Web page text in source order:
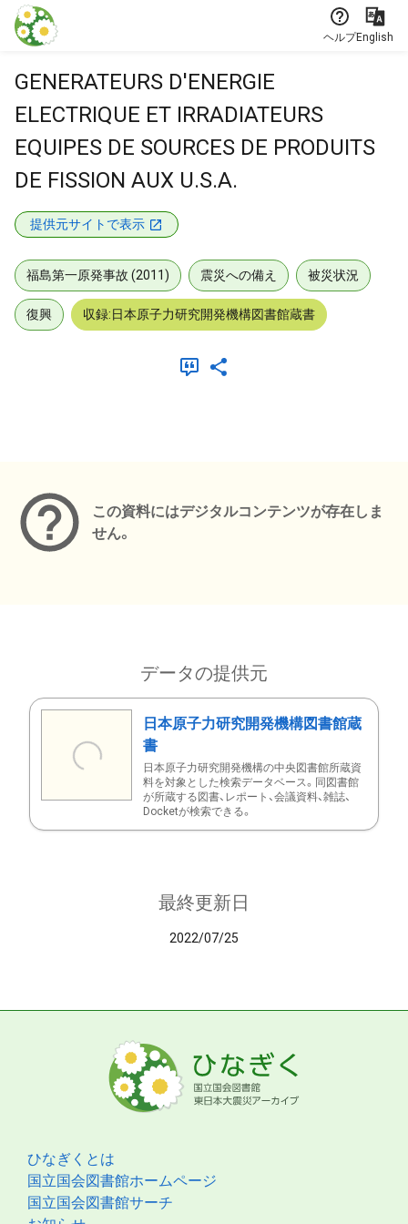
本文に飛ぶ
ヘルプEnglish
GENERATEURS D'ENERGIE
ELECTRIQUE ET IRRADIATEURS
EQUIPES DE SOURCES DE PRODUITS
DE FISSION AUX U.S.A.
提供元サイトで表示
福島第一原発事故 (2011) 震災への備え 被災状況
復興 収録:日本原子力研究開発機構図書館蔵書
この資料にはデジタルコンテンツが存在しま
せん。
データの提供元
日本原子力研究開発機構図書館蔵
書
日本原子力研究開発機構の中央図書館所蔵資
料を対象とした検索データベース。同図書館
が所蔵する図書、レポート、会議資料、雑誌、
Docketが検索できる。
最終更新日
2022/07/25
ひなぎくとは
国立国会図書館ホームページ
国立国会図書館サーチ